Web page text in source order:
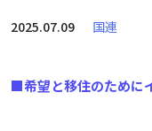
2025.07.09 国連
■希望と移住のため